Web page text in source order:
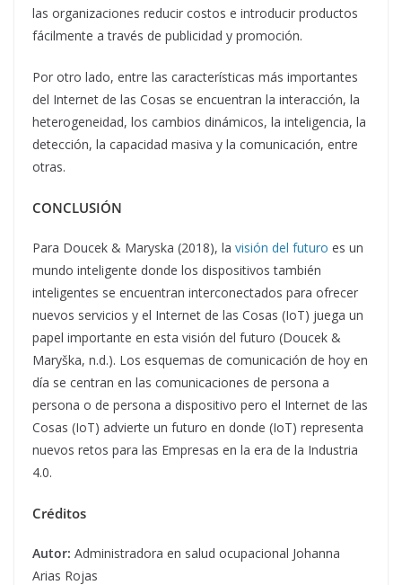
las organizaciones reducir costos e introducir productos
fácilmente a través de publicidad y promoción.
Por otro lado, entre las características más importantes
del Internet de las Cosas se encuentran la interacción, la
heterogeneidad, los cambios dinámicos, la inteligencia, la
detección, la capacidad masiva y la comunicación, entre
otras.
CONCLUSIÓN
Para Doucek & Maryska (2018), la visión del futuro es un
mundo inteligente donde los dispositivos también
inteligentes se encuentran interconectados para ofrecer
nuevos servicios y el Internet de las Cosas (IoT) juega un
papel importante en esta visión del futuro (Doucek &
Maryška, n.d.). Los esquemas de comunicación de hoy en
día se centran en las comunicaciones de persona a
persona o de persona a dispositivo pero el Internet de las
Cosas (IoT) advierte un futuro en donde (IoT) representa
nuevos retos para las Empresas en la era de la Industria
4.0.
Créditos
Autor: Administradora en salud ocupacional Johanna
Arias Rojas